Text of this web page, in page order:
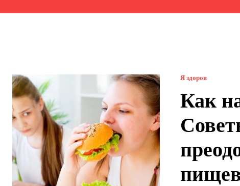
Я здоров
Как